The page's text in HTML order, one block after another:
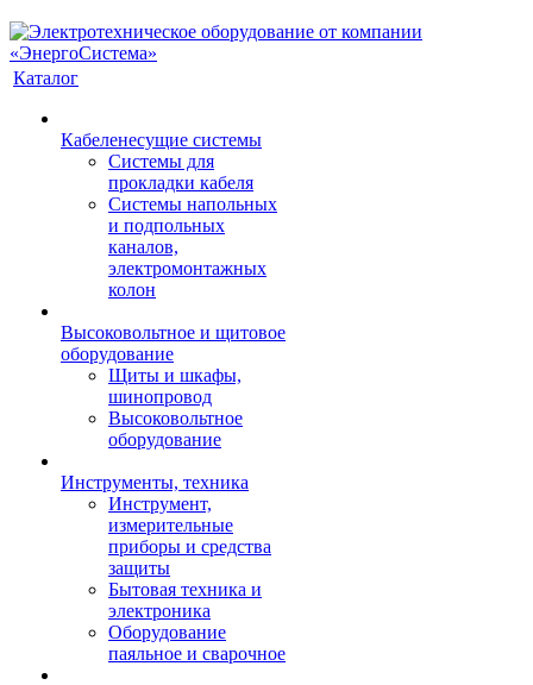
Каталог
Кабеленесущие системы
Системы для
прокладки кабеля
Системы напольных
и подпольных
каналов,
электромонтажных
колон
Высоковольтное и щитовое
оборудование
Щиты и шкафы,
шинопровод
Высоковольтное
оборудование
Инструменты, техника
Инструмент,
измерительные
приборы и средства
защиты
Бытовая техника и
электроника
Оборудование
паяльное и сварочное